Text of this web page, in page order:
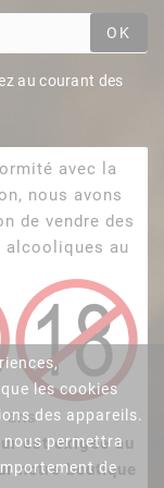
les cookies
des appareils.
permettra
de
OK
au courant des
avec la
nous avons
de vendre des
alcooliques au
ans
est exigée au
notre boutique